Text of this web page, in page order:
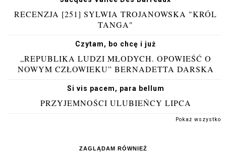
RECENZJA [251] SYLWIA TROJANOWSKA "KRÓL
TANGA"
Czytam, bo chcę i już
„REPUBLIKA LUDZI MŁODYCH. OPOWIEŚĆ O
NOWYM CZŁOWIEKU” BERNADETTA DARSKA
Si vis pacem, para bellum
PRZYJEMNOŚCI ULUBIEŃCY LIPCA
Pokaż wszystko
ZAGLĄDAM RÓWNIEŻ